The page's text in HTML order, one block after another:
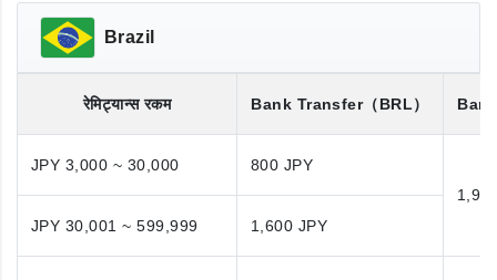
Brazil
रेमिट्यान्स रकम Bank Transfer（BRL）
JPY 3,000 ~ 30,000
800 JPY
JPY 30,001 ~ 599,999
1,600 JPY